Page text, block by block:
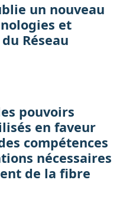
un nouveau
et
Réseau
pouvoirs
en faveur
compétences
nécessaires
de la fibre